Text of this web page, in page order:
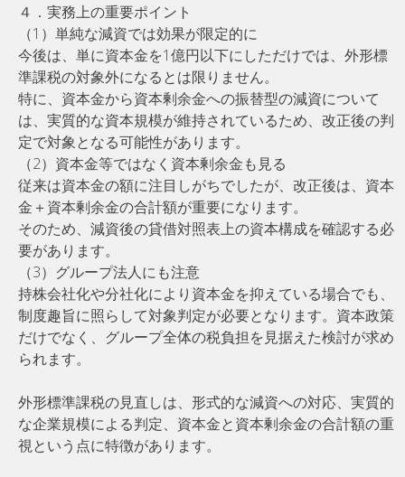
４．実務上の重要ポイント
（1）単純な減資では効果が限定的に
今後は、単に資本金を1億円以下にしただけでは、外形標
準課税の対象外になるとは限りません。
特に、資本金から資本剰余金への振替型の減資について
は、実質的な資本規模が維持されているため、改正後の判
定で対象となる可能性があります。
（2）資本金等ではなく資本剰余金も見る
従来は資本金の額に注目しがちでしたが、改正後は、資本
金＋資本剰余金の合計額が重要になります。
そのため、減資後の貸借対照表上の資本構成を確認する必
要があります。
（3）グループ法人にも注意
持株会社化や分社化により資本金を抑えている場合でも、
制度趣旨に照らして対象判定が必要となります。資本政策
だけでなく、グループ全体の税負担を見据えた検討が求め
られます。
外形標準課税の見直しは、形式的な減資への対応、実質的
な企業規模による判定、資本金と資本剰余金の合計額の重
視という点に特徴があります。